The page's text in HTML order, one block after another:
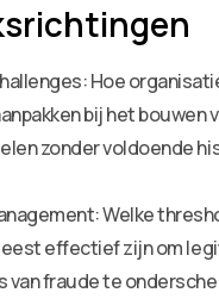
Hoe
bij het bouwen
zonder voldoende
Welke
effectief zijn om
van fraude te